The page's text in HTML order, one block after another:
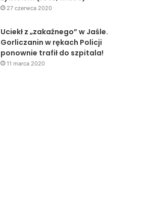
27 czerwca 2020
Uciekł z „zakaźnego” w Jaśle.
Gorliczanin w rękach Policji
ponownie trafił do szpitala!
11 marca 2020